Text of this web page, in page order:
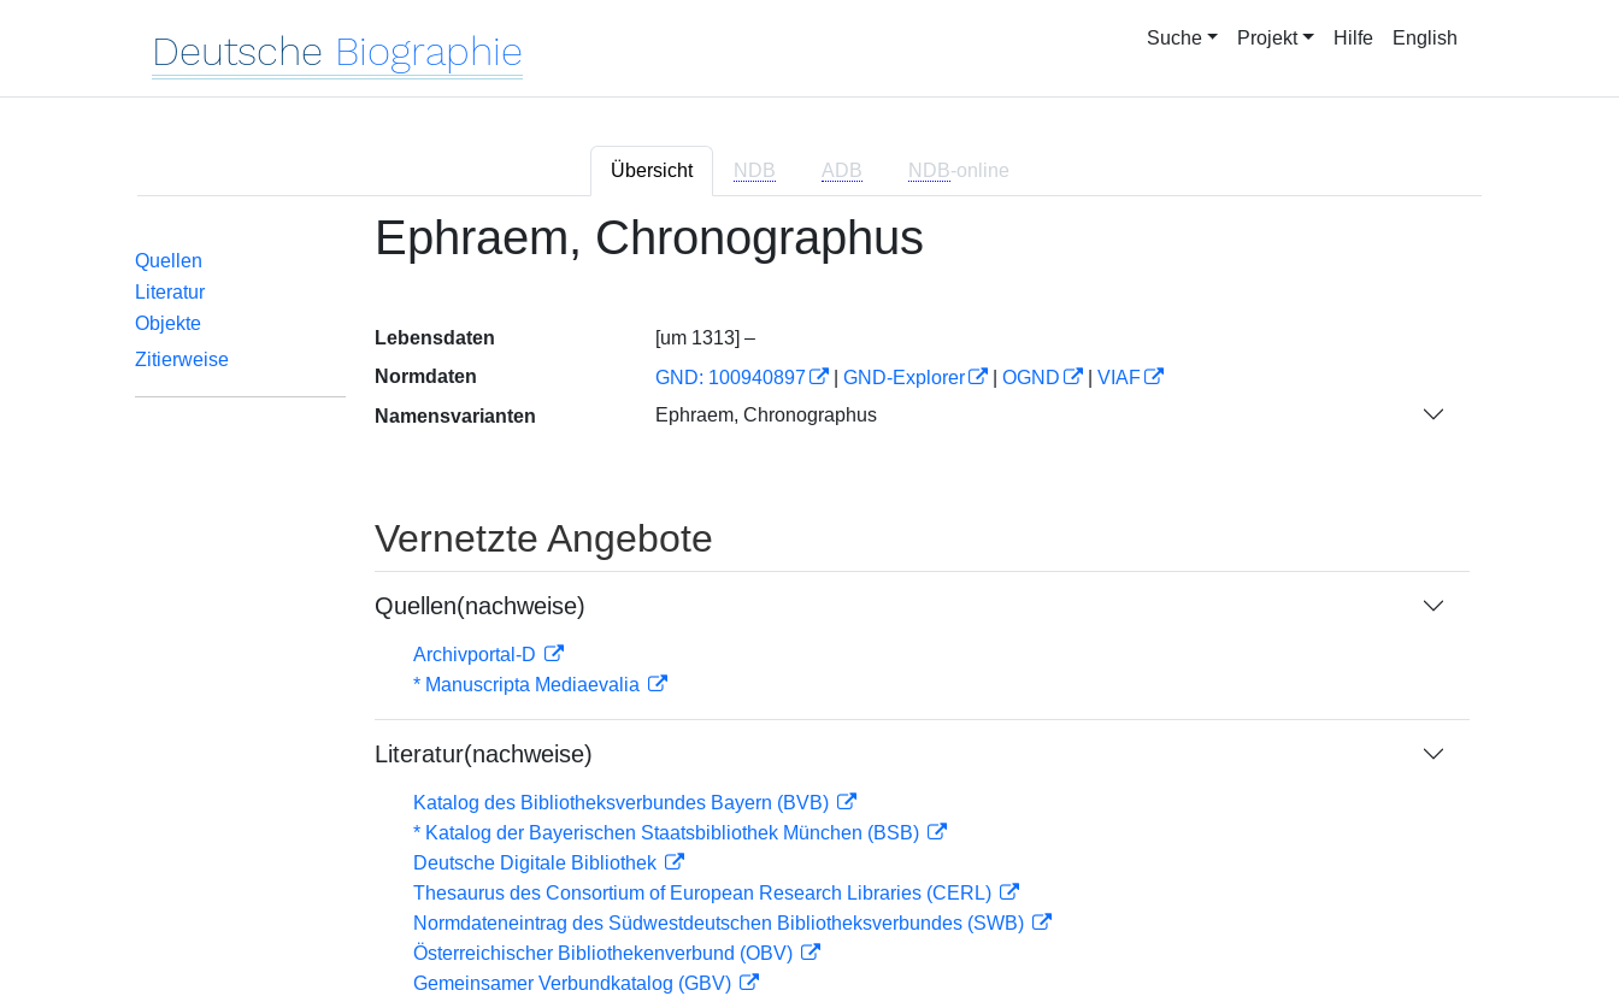
Deutsche Biographie Suche Projekt Hilfe English
Übersicht NDB ADB NDB-online
Quellen
Literatur
Objekte
Zitierweise
Ephraem, Chronographus
Lebensdaten
[um 1313] –
Normdaten
GND: 100940897 GND-Explorer OGND
VIAF
Namensvarianten
Ephraem, Chronographus
Vernetzte Angebote
Quellen(nachweise)
Archivportal-D
* Manuscripta Mediaevalia
Literatur(nachweise)
Katalog des Bibliotheksverbundes Bayern (BVB)
* Katalog der Bayerischen Staatsbibliothek München (BSB)
Deutsche Digitale Bibliothek
Thesaurus des Consortium of European Research Libraries (CERL)
Normdateneintrag des Südwestdeutschen Bibliotheksverbundes (SWB)
Österreichischer Bibliothekenverbund (OBV)
Gemeinsamer Verbundkatalog (GBV)